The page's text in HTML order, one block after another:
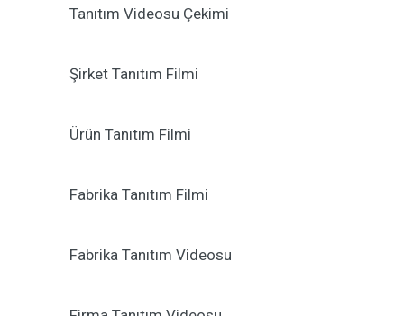
Tanıtım Videosu Çekimi
Şirket Tanıtım Filmi
Ürün Tanıtım Filmi
Fabrika Tanıtım Filmi
Fabrika Tanıtım Videosu